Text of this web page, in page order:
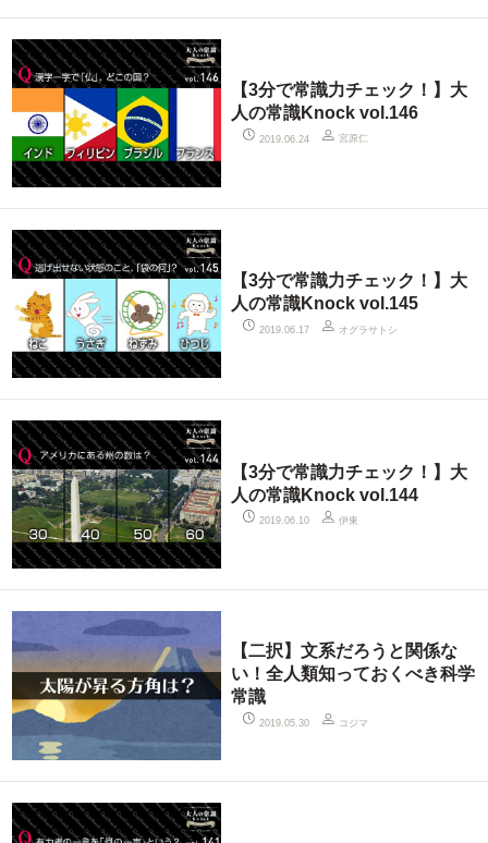
【3分で常識力チェック！】大
人の常識Knock vol.146
2019.06.24 宮原仁
【3分で常識力チェック！】大
人の常識Knock vol.145
2019.06.17 オグラサトシ
【3分で常識力チェック！】大
人の常識Knock vol.144
2019.06.10 伊東
【二択】文系だろうと関係な
い！全人類知っておくべき科学
常識
2019.05.30 コジマ